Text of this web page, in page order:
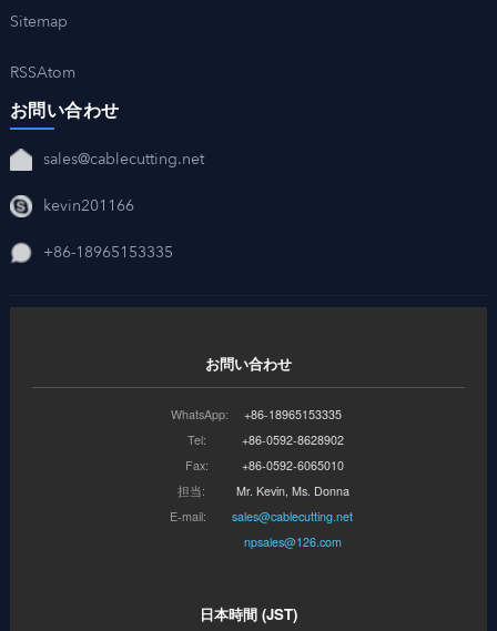
Sitemap
RSSAtom
お問い合わせ
sales@cablecutting.net
kevin201166
+86-18965153335
お問い合わせ
WhatsApp:
+86-18965153335
Tel:
+86-0592-8628902
Fax:
+86-0592-6065010
担当:
Mr. Kevin, Ms. Donna
E-mail:
sales@cablecutting.net
npsales@126.com
日本時間 (JST)